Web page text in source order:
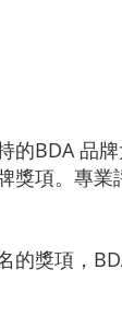
的BDA 品
獎項。專
的獎項，